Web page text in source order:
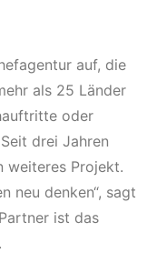
auf, die
als 25 Länder
oder
drei Jahren
weiteres Projekt.
neu denken“, sagt
ist das
.